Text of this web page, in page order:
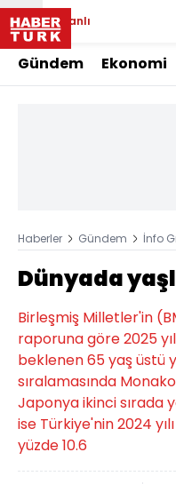
Canlı
Gündem Ekonomi
Haberler Gündem İnfo
Dünyada
Birleşmiş Milletler'in
raporuna göre 2025
beklenen 65 yaş üstü
sıralamasında
Japonya ikinci sırada
ise Türkiye'nin 2024
yüzde 10.6